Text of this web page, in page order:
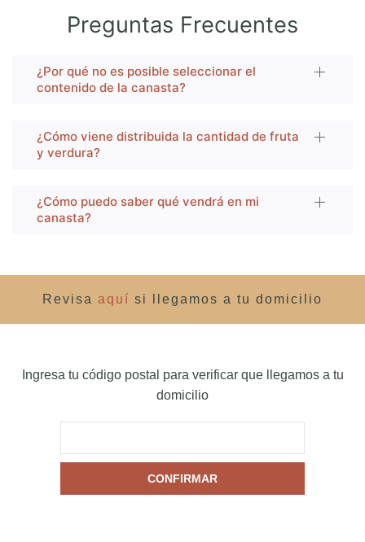
Preguntas Frecuentes
¿Por qué no es posible seleccionar el
contenido de la canasta?
¿Cómo viene distribuida la cantidad de fruta
y verdura?
¿Cómo puedo saber qué vendrá en mi
canasta?
Revisa aquí si llegamos a tu domicilio
Ingresa tu código postal para verificar que llegamos a tu
domicilio
CONFIRMAR